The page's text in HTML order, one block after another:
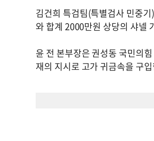
김건희 특검팀(특별검사 민중
와 합계 2000만원 상당의 샤넬
윤 전 본부장은 권성동 국민의
재의 지시로 고가 귀금속을 구